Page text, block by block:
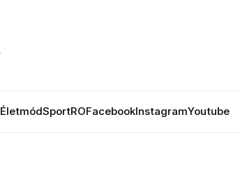
ÉletmódSportROFacebookInstagramYoutube